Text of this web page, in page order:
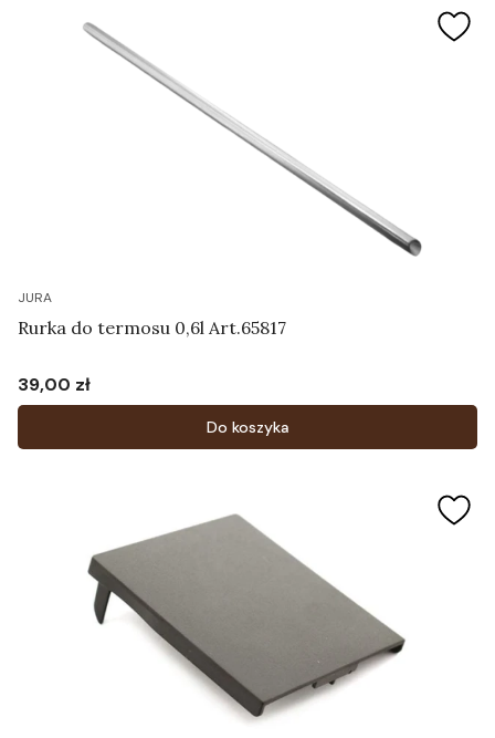
JURA
Rurka do termosu 0,6l Art.65817
Cena
39,00 zł
Do koszyka